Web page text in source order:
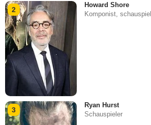
2
Howard Shore
Komponist,
3
Ryan Hurst
Schauspieler